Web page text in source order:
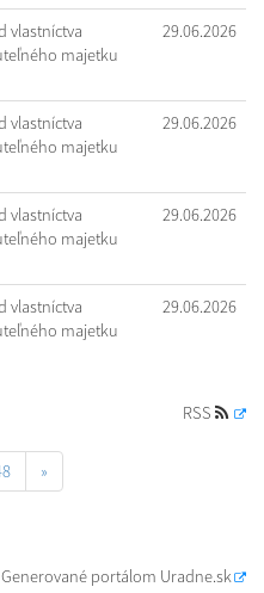
vlastníctva
majetku
29.06.2026
vlastníctva
majetku
29.06.2026
vlastníctva
majetku
29.06.2026
vlastníctva
majetku
29.06.2026
RSS
»
Generované portálom Uradne.sk